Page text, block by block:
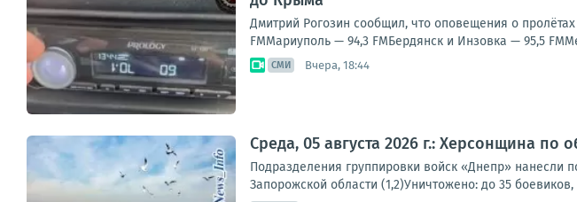
Дмитрий Рогозин сообщил, что оповещения о
FMМариуполь — 94,3 FMБердянск и Инзовка — 95,5
СМИ Вчера, 18:44
Среда, 05 августа 2026 г.: Херсонщина по
Подразделения группировки войск «Днепр»
Запорожской области (1,2)Уничтожено: до 35